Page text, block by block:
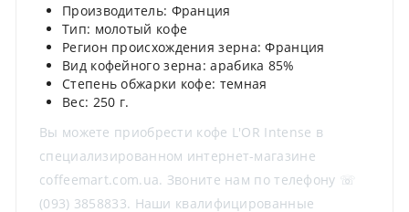
Производитель: Франция
Тип: молотый кофе
Регион происхождения зерна: Франция
Вид кофейного зерна: арабика 85%
Степень обжарки кофе: темная
Вес: 250 г.
Вы можете приобрести кофе L'OR Intense в
специализированном интернет-магазине
coffeemart.com.ua. Звоните нам по телефону ☏
(093) 3858833. Наши квалифицированные